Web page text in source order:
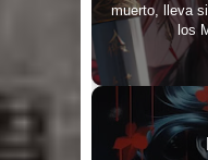
muerto, lleva
los